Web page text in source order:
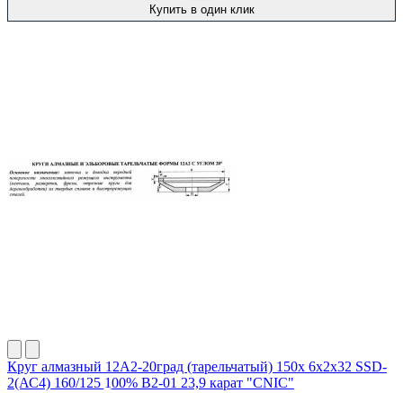
Купить в один клик
Круг алмазный 12А2-20град (тарельчатый) 150х 6х2х32 SSD-
2(АС4) 160/125 100% В2-01 23,9 карат "CNIC"